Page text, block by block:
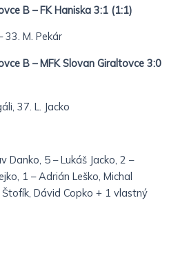
B – FK Haniska 3:1 (1:1)
33. M. Pekár
B – MFK Slovan Giraltovce 3:0
37. L. Jacko
Danko, 5 – Lukáš Jacko, 2 –
1 – Adrián Leško, Michal
Štofík, Dávid Copko + 1 vlastný